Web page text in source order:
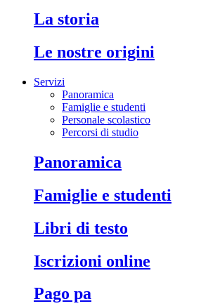
la storia
le nostre origini
Servizi
Panoramica
Famiglie e studenti
Personale scolastico
Percorsi di studio
panoramica
famiglie e studenti
libri di testo
iscrizioni online
pago pa